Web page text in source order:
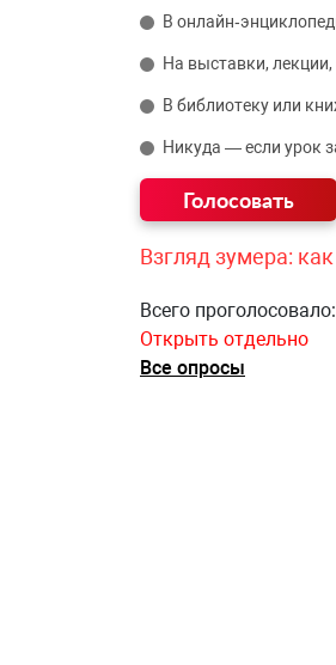
В
На выставки,
В библиотеку или
Никуда — если урок
Взгляд зумера:
Всего
Открыть отдельно
Все опросы